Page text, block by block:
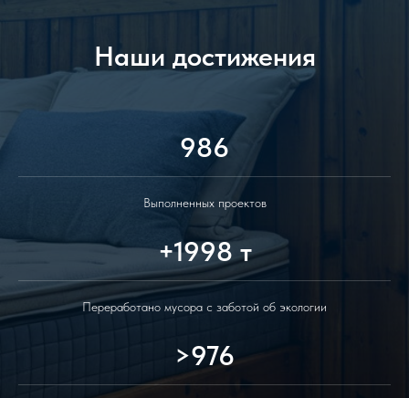
Наши достижения
986
Выполненных проектов
+1998 т
Переработано мусора с заботой об экологии
>976